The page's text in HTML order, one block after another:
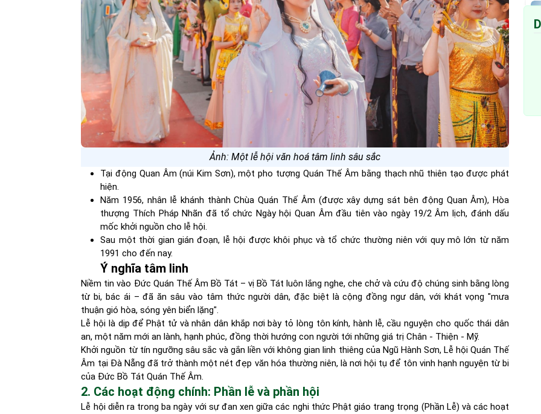
Ảnh: Một lễ hội văn hoá tâm linh sâu sắc
Tại động Quan Âm (núi Kim Sơn), một pho tượng Quán Thế Âm bằng thạch nhũ thiên tạo được phát
hiện.
Năm 1956, nhân lễ khánh thành Chùa Quán Thế Âm (được xây dựng sát bên động Quan Âm), Hòa
thượng Thích Pháp Nhãn đã tổ chức Ngày hội Quan Âm đầu tiên vào ngày 19/2 Âm lịch, đánh dấu
mốc khởi nguồn cho lễ hội.
Sau một thời gian gián đoạn, lễ hội được khôi phục và tổ chức thường niên với quy mô lớn từ năm
1991 cho đến nay.
Ý nghĩa tâm linh
Niềm tin vào Đức Quán Thế Âm Bồ Tát – vị Bồ Tát luôn lắng nghe, che chở và cứu độ chúng sinh bằng lòng
từ bi, bác ái – đã ăn sâu vào tâm thức người dân, đặc biệt là cộng đồng ngư dân, với khát vọng "mưa
thuận gió hòa, sóng yên biển lặng".
Lễ hội là dịp để Phật tử và nhân dân khắp nơi bày tỏ lòng tôn kính, hành lễ, cầu nguyện cho quốc thái dân
an, một năm mới an lành, hạnh phúc, đồng thời hướng con người tới những giá trị Chân - Thiện - Mỹ.
Khởi nguồn từ tín ngưỡng sâu sắc và gắn liền với không gian linh thiêng của Ngũ Hành Sơn, Lễ hội Quán Thế
Âm tại Đà Nẵng đã trở thành một nét đẹp văn hóa thường niên, là nơi hội tụ để tôn vinh hạnh nguyện từ bi
của Đức Bồ Tát Quán Thế Âm.
2. Các hoạt động chính: Phần lễ và phần hội
Lễ hội diễn ra trong ba ngày với sự đan xen giữa các nghi thức Phật giáo trang trọng (Phần Lễ) và các hoạt